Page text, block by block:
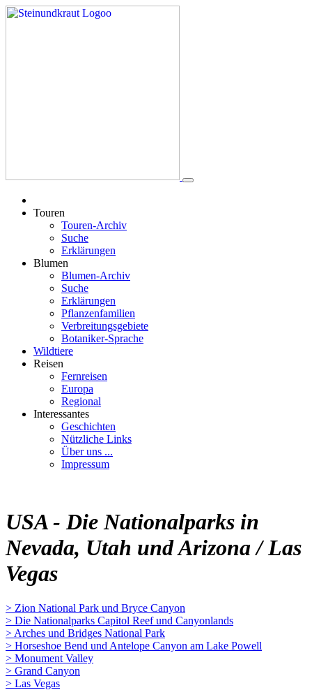
Touren
Touren-Archiv
Suche
Erklärungen
Blumen
Blumen-Archiv
Suche
Erklärungen
Pflanzenfamilien
Verbreitungsgebiete
Botaniker-Sprache
Wildtiere
Reisen
Fernreisen
Europa
Regional
Interessantes
Geschichten
Nützliche Links
Über uns ...
Impressum
USA - Die Nationalparks in
Nevada, Utah und Arizona / Las
Vegas
> Zion National Park und Bryce Canyon
> Die Nationalparks Capitol Reef und Canyonlands
> Arches und Bridges National Park
> Horseshoe Bend und Antelope Canyon am Lake Powell
> Monument Valley
> Grand Canyon
> Las Vegas